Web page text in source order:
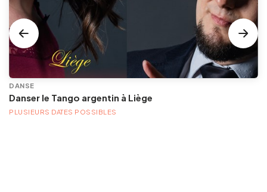
DANSE
Danser le Tango argentin à Liège
PLUSIEURS DATES POSSIBLES